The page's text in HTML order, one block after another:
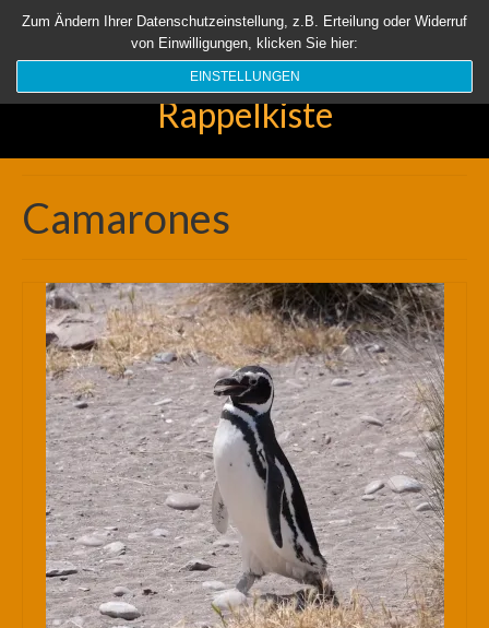
Startseite Aktuell Über uns Unsere Rappelkiste Länder
Suchen
Rappelkiste
Camarones
Zum Ändern Ihrer Datenschutzeinstellung, z.B. Erteilung oder Widerruf
von Einwilligungen, klicken Sie hier:
EINSTELLUNGEN